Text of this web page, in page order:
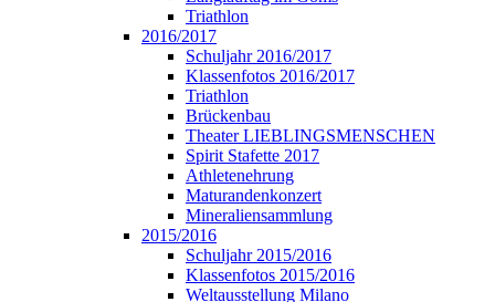
Triathlon
2016/2017
Schuljahr 2016/2017
Klassenfotos 2016/2017
Triathlon
Brückenbau
Theater LIEBLINGSMENSCHEN
Spirit Stafette 2017
Athletenehrung
Maturandenkonzert
Mineraliensammlung
2015/2016
Schuljahr 2015/2016
Klassenfotos 2015/2016
Weltausstellung Milano